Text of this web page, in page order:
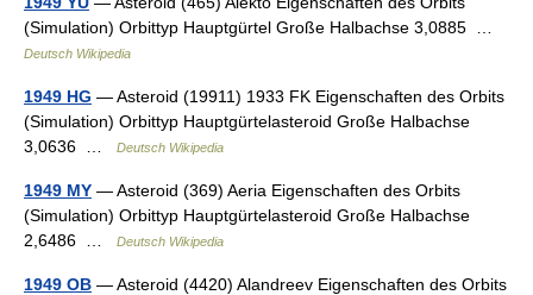
(Simulation) Orbittyp Hauptgürtel Große Halbachse 3,0885 …
Deutsch Wikipedia
1949 HG — Asteroid (19911) 1933 FK Eigenschaften des Orbits
(Simulation) Orbittyp Hauptgürtelasteroid Große Halbachse
3,0636 …
Deutsch Wikipedia
1949 MY — Asteroid (369) Aeria Eigenschaften des Orbits
(Simulation) Orbittyp Hauptgürtelasteroid Große Halbachse
2,6486 …
Deutsch Wikipedia
1949 OB — Asteroid (4420) Alandreev Eigenschaften des Orbits